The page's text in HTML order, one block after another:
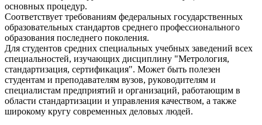
основных процедур.
Соответствует требованиям федеральных государственных
образовательных стандартов среднего профессионального
образования последнего поколения.
Для студентов средних специальных учебных заведений всех
специальностей, изучающих дисциплину "Метрология,
стандартизация, сертификация". Может быть полезен
студентам и преподавателям вузов, руководителям и
специалистам предприятий и организаций, работающим в
области стандартизации и управления качеством, а также
широкому кругу современных деловых людей.